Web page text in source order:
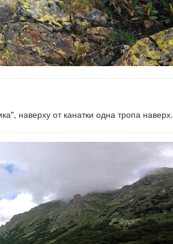
наверху от канатки одна тропа наверх.
Выбрать карту Search